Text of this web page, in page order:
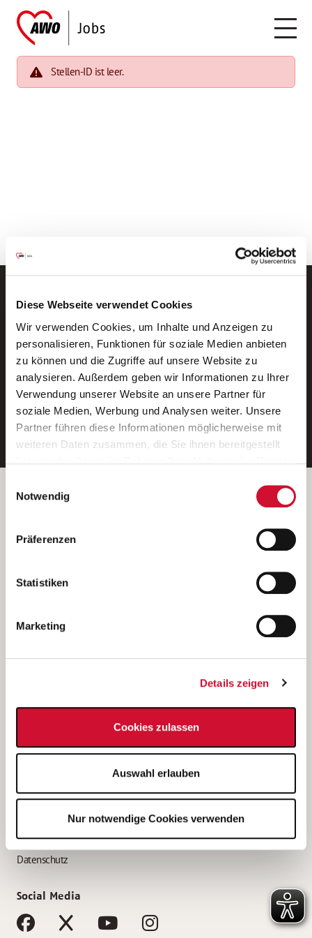
Diese Webseite verwendet Cookies
Wir verwenden Cookies, um Inhalte und Anzeigen zu
personalisieren, Funktionen für soziale Medien anbieten
zu können und die Zugriffe auf unsere Website zu
analysieren. Außerdem geben wir Informationen zu Ihrer
Verwendung unserer Website an unsere Partner für
soziale Medien, Werbung und Analysen weiter. Unsere
Partner führen diese Informationen möglicherweise mit
weiteren Daten zusammen, die Sie ihnen bereitgestellt
Wenn Sie auf „Cookies zulassen“ klicken, so stimmen
Sie der Speicherung sämtlicher Cookies zu. Sie können
Ihre Einwilligung selbstverständlich jederzeit widerrufen,
indem Sie die Cookie-Einstellungen aufrufen und diese
unsererDatenschutzerklärung
Notwendig
Präferenzen
Statistiken
Marketing
Details zeigen
Cookies zulassen
Auswahl erlauben
Nur notwendige Cookies verwenden
Stellen-ID ist leer.
Neue Stellen per E-Mail.
Ein kostenloser Service von AWO
Jobs.
E-Mail-Adresse eintragen
Betreiber der Webseite
Kantstraße 45a
(Ein Tochterunternehmen des AWO Bezirksverbandes Unterfranken
e.V.)
Bewerbung als Altenpflegehelfer*in
Bewerbung als Erzieher*in
AWO Gliederungen nach Bundesland
Impressum
Datenschutz
Social Media